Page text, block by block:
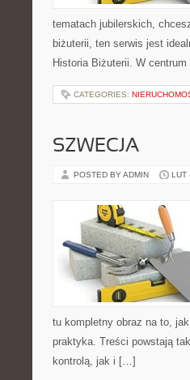
tematach jubilerskich,
biżuterii, ten serwis jest
Historia Biżuterii. W
CATEGORIES:
SZWECJA
POSTED BY ADMIN LUT
tu kompletny obraz na to,
praktyka. Treści powstają
kontrolą, jak i […]